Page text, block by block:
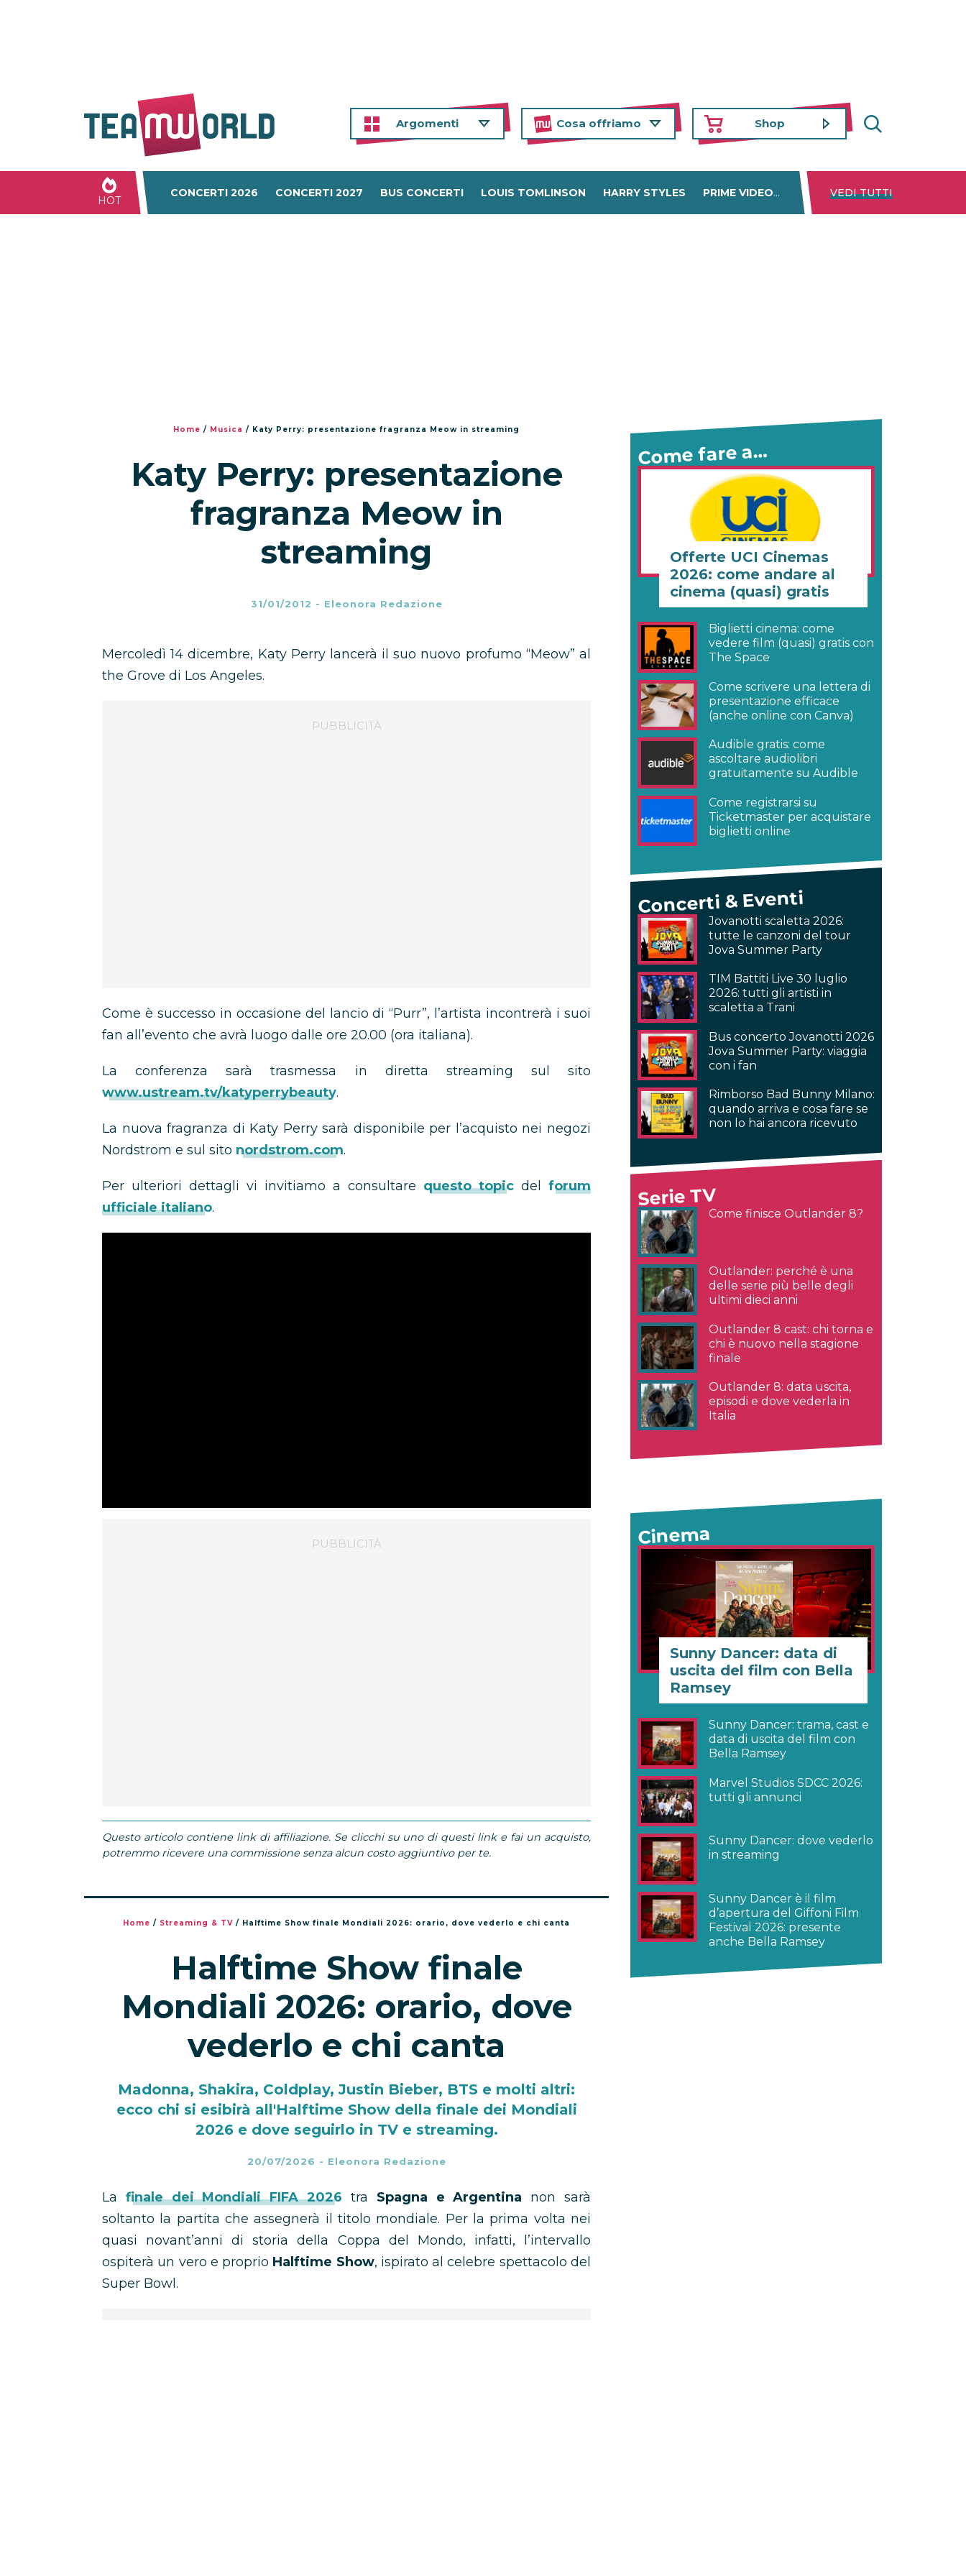
Argomenti Cosa offriamo Shop
HOT
CONCERTI 2026 CONCERTI 2027 BUS CONCERTI LOUIS TOMLINSON HARRY STYLES PRIME VIDEO DISNEY+ NETFLIX
VEDI TUTTI
Home / Musica / Katy Perry: presentazione fragranza Meow in streaming
Katy Perry: presentazione
fragranza Meow in
streaming
31/01/2012 - Eleonora Redazione
Mercoledì 14 dicembre, Katy Perry lancerà il suo nuovo profumo “Meow” al
the Grove di Los Angeles.
Come è successo in occasione del lancio di “Purr”, l’artista incontrerà i suoi
fan all’evento che avrà luogo dalle ore 20.00 (ora italiana).
La conferenza sarà trasmessa in diretta streaming sul sito
www.ustream.tv/katyperrybeauty.
La nuova fragranza di Katy Perry sarà disponibile per l’acquisto nei negozi
Nordstrom e sul sito nordstrom.com.
Per ulteriori dettagli vi invitiamo a consultare questo topic del forum
ufficiale italiano.
Questo articolo contiene link di affiliazione. Se clicchi su uno di questi link e fai un acquisto,
potremmo ricevere una commissione senza alcun costo aggiuntivo per te.
Home / Streaming & TV / Halftime Show finale Mondiali 2026: orario, dove vederlo e chi canta
Halftime Show finale
Mondiali 2026: orario, dove
vederlo e chi canta
Madonna, Shakira, Coldplay, Justin Bieber, BTS e molti altri:
ecco chi si esibirà all'Halftime Show della finale dei Mondiali
2026 e dove seguirlo in TV e streaming.
20/07/2026 - Eleonora Redazione
La finale dei Mondiali FIFA 2026 tra Spagna e Argentina non sarà
soltanto la partita che assegnerà il titolo mondiale. Per la prima volta nei
quasi novant’anni di storia della Coppa del Mondo, infatti, l’intervallo
ospiterà un vero e proprio Halftime Show, ispirato al celebre spettacolo del
Super Bowl.
Come fare a…
Offerte UCI Cinemas
2026: come andare al
cinema (quasi) gratis
Biglietti cinema: come
vedere film (quasi) gratis con
The Space
Come scrivere una lettera di
presentazione efficace
(anche online con Canva)
Audible gratis: come
ascoltare audiolibri
gratuitamente su Audible
Come registrarsi su
Ticketmaster per acquistare
biglietti online
Concerti & Eventi
Jovanotti scaletta 2026:
tutte le canzoni del tour
Jova Summer Party
TIM Battiti Live 30 luglio
2026: tutti gli artisti in
scaletta a Trani
Bus concerto Jovanotti 2026
Jova Summer Party: viaggia
con i fan
Rimborso Bad Bunny Milano:
quando arriva e cosa fare se
non lo hai ancora ricevuto
Serie TV
Come finisce Outlander 8?
Outlander: perché è una
delle serie più belle degli
ultimi dieci anni
Outlander 8 cast: chi torna e
chi è nuovo nella stagione
finale
Outlander 8: data uscita,
episodi e dove vederla in
Italia
Cinema
Sunny Dancer: data di
uscita del film con Bella
Ramsey
Sunny Dancer: trama, cast e
data di uscita del film con
Bella Ramsey
Marvel Studios SDCC 2026:
tutti gli annunci
Sunny Dancer: dove vederlo
in streaming
Sunny Dancer è il film
d’apertura del Giffoni Film
Festival 2026: presente
anche Bella Ramsey